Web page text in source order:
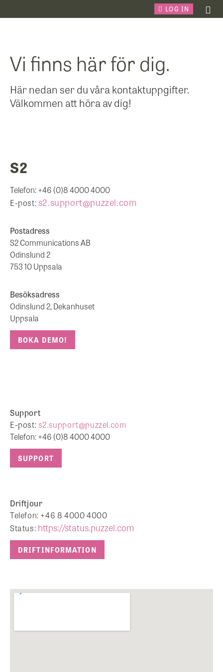
LOG IN
Vi finns här för dig.
Här nedan ser du våra kontaktuppgifter.
Välkommen att höra av dig!
S2
Telefon: +46 (0)8 4000 4000
E-post:s2.support@puzzel.com
Postadress
S2 Communications AB
Odinslund 2
753 10 Uppsala
Besöksadress
Odinslund 2, Dekanhuset
Uppsala
BOKA DEMO!
Support
E-post:s2.support@puzzel.com
Telefon: +46 (0)8 4000 4000
SUPPORT
Driftjour
Telefon: +46 8 4000 4000
Status: https://status.puzzel.com
DRIFTINFORMATION